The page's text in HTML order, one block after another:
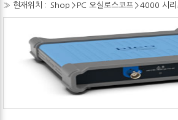
» 현재위치 : Shop > PC 오실로스코프 >4000 시리